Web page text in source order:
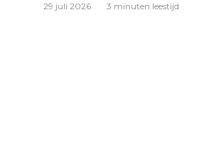
29 juli 2026 3 minuten leestijd